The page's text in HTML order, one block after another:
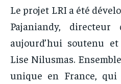
Le projet LRI a été
Pajaniandy,
aujourd’hui soutenu
Lise Nilusmas.
unique en France,